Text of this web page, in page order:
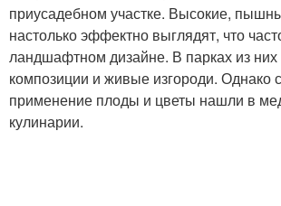
приусадебном участке. Высокие,
настолько эффектно выглядят, что
ландшафтном дизайне. В парках из
композиции и живые изгороди. Однако
применение плоды и цветы нашли в
кулинарии.